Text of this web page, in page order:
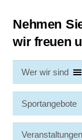
Nehmen
wir freuen
Wer wir sind
Sportangebote
Veranstaltungen